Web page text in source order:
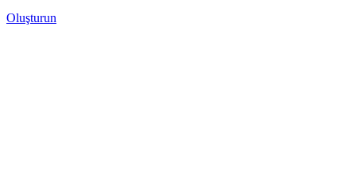
Oluşturun